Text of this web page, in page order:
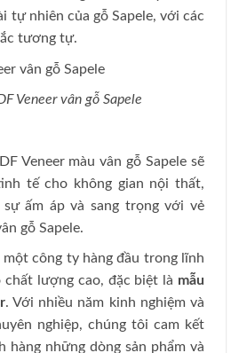
tự nhiên của gỗ Sapele, với các
tương tự.
Veneer vân gỗ Sapele
Veneer màu vân gỗ Sapele sẽ
tế cho không gian nội thất,
ấm áp và sang trọng với vẻ
gỗ Sapele.
công ty hàng đầu trong lĩnh
lượng cao, đặc biệt là mẫu
. Với nhiều năm kinh nghiệm và
nghiệp, chúng tôi cam kết
hàng những dòng sản phẩm và